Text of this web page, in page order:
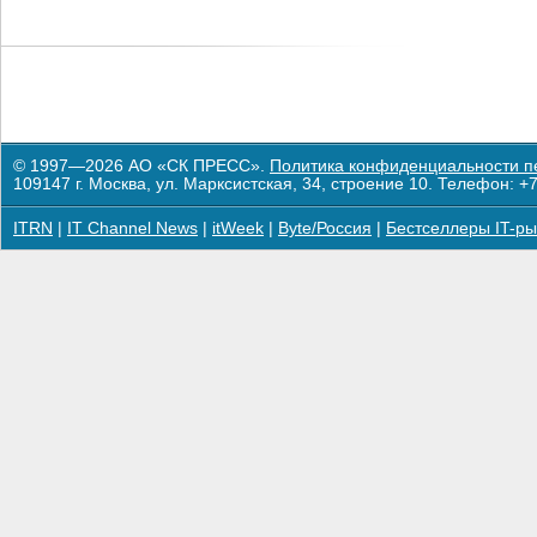
© 1997—2026 АО «СК ПРЕСС». Политика конфиденциальности
109147 г. Москва, ул. Марксистская, 34, строение 10. Телефон:
ITRN IT Channel News itWeek Byte/Россия Бестселлеры IT-